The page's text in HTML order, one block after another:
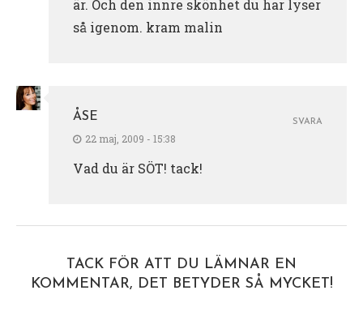
är. Och den innre skönhet du har lyser
så igenom. kram malin
ÅSE
22 maj, 2009 - 15:38
Vad du är SÖT! tack!
SVARA
TACK FÖR ATT DU LÄMNAR EN
KOMMENTAR, DET BETYDER SÅ MYCKET!